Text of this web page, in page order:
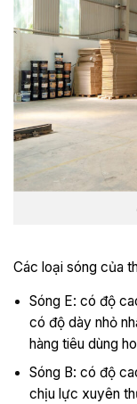
Các loại sóng của
Sóng E: có độ
có độ dày nhỏ
hàng tiêu dùng
Sóng B: có độ
chịu lực xuyên